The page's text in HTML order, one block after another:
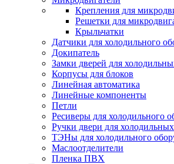
Крепления для
Решетки для
Крыльчатки
Датчики для холодильного
Докипатель
Замки дверей для
Корпусы для блоков
Линейная автоматика
Линейные компоненты
Петли
Ресиверы для холодильного
Ручки двери для
ТЭНы для холодильного
Маслоотделители
Пленка ПВХ